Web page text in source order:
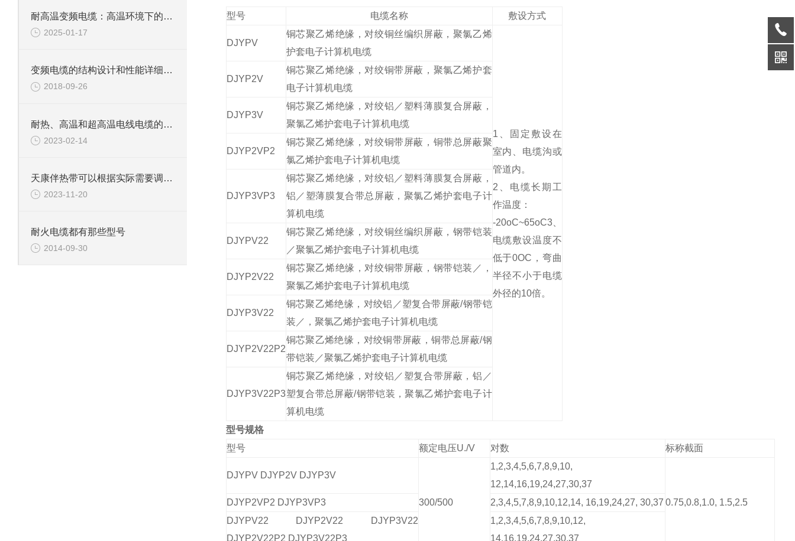
耐高温变频电缆：高温环境下的可靠传输解决方案
2025-01-17
变频电缆的结构设计和性能详细的了解
2018-09-26
耐热、高温和超高温电线电缆的特性和用途
2023-02-14
天康伴热带可以根据实际需要调整加热功率和长度
2023-11-20
耐火电缆都有那些型号
2014-09-30
型号 电缆名称 敷设方式
DJYPV
铜芯聚乙烯绝缘，对绞铜丝编织屏蔽，聚氯乙烯
护套电子计算机电缆
1 、固定敷设在
室内、电缆沟或
管道内。
2 、电缆长期工
作温度：
-20oC~65oC3、
电缆敷设温度不
低于0OC，弯曲
半径不小于电缆
外径的10倍。
DJYP2V
铜芯聚乙烯绝缘，对绞铜带屏蔽，聚氯乙烯护套
电子计算机电缆
DJYP3V
铜芯聚乙烯绝缘，对绞铝／塑料薄膜复合屏蔽，
聚氯乙烯护套电子计算机电缆
DJYP2VP2
铜芯聚乙烯绝缘，对绞铜带屏蔽，铜带总屏蔽聚
氯乙烯护套电子计算机电缆
DJYP3VP3
铜芯聚乙烯绝缘，对绞铝／塑料薄膜复合屏蔽，
铝／塑薄膜复合带总屏蔽，聚氯乙烯护套电子计
算机电缆
DJYPV22
铜芯聚乙烯绝缘，对绞铜丝编织屏蔽，钢带铠装
／聚氯乙烯护套电子计算机电缆
DJYP2V22
铜芯聚乙烯绝缘，对绞铜带屏蔽，钢带铠装／，
聚氯乙烯护套电子计算机电缆
DJYP3V22
铜芯聚乙烯绝缘，对绞铝／塑复合带屏蔽/钢带铠
装／，聚氯乙烯护套电子计算机电缆
DJYP2V22P2
铜芯聚乙烯绝缘，对绞铜带屏蔽，铜带总屏蔽/钢
带铠装／聚氯乙烯护套电子计算机电缆
DJYP3V22P3
铜芯聚乙烯绝缘，对绞铝／塑复合带屏蔽，铝／
塑复合带总屏蔽/钢带铠装，聚氯乙烯护套电子计
算机电缆
型号规格
型号
额定电压U./V 对数 标称截面
DJYPV DJYP2V DJYP3V
300/500
1,2,3,4,5,6,7,8,9,10,
12,14,16,19,24,27,30,37
0.75,0.8,1.0, 1.5,2.5
DJYP2VP2 DJYP3VP3
2,3,4,5,7,8,9,10,12,14, 16,19,24,27, 30,37
DJYPV22 DJYP2V22 DJYP3V22
DJYP2V22P2 DJYP3V22P3
1,2,3,4,5,6,7,8,9,10,12,
14,16,19,24,27,30,37